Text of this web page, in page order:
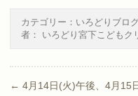
カテゴリー： いろどりブロ
者： いろどり宮下こどもク
Post navigation
← 4月14日(火)午後、4月15